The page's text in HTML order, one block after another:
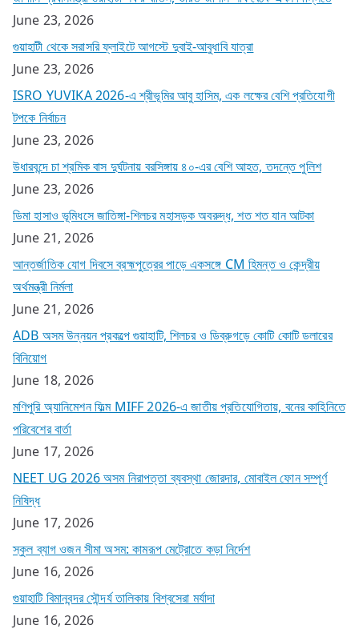
June 23, 2026
গুয়াহাটী থেকে সরাসরি ফ্লাইটে আগস্টে দুবাই-আবুধাবি যাত্রা
June 23, 2026
ISRO YUVIKA 2026-এ শ্রীভূমির আবু হাসিম, এক লক্ষের বেশি প্রতিযোগী
টপকে নির্বাচন
June 23, 2026
উধারবন্দে চা শ্রমিক বাস দুর্ঘটনায় বরসিঙ্গায় ৪০-এর বেশি আহত, তদন্তে পুলিশ
June 23, 2026
ডিমা হাসাও ভূমিধসে জাতিঙ্গা-শিলচর মহাসড়ক অবরুদ্ধ, শত শত যান আটকা
June 21, 2026
আন্তর্জাতিক যোগ দিবসে ব্রহ্মপুত্রের পাড়ে একসঙ্গে CM হিমন্ত ও কেন্দ্রীয়
অর্থমন্ত্রী নির্মলা
June 21, 2026
ADB অসম উন্নয়ন প্রকল্পে গুয়াহাটি, শিলচর ও ডিব্রুগড়ে কোটি কোটি ডলারের
বিনিয়োগ
June 18, 2026
মণিপুরি অ্যানিমেশন ফিল্ম MIFF 2026-এ জাতীয় প্রতিযোগিতায়, বনের কাহিনিতে
পরিবেশের বার্তা
June 17, 2026
NEET UG 2026 অসম নিরাপত্তা ব্যবস্থা জোরদার, মোবাইল ফোন সম্পূর্ণ
নিষিদ্ধ
June 17, 2026
স্কুল ব্যাগ ওজন সীমা অসম: কামরূপ মেট্রোতে কড়া নির্দেশ
June 16, 2026
গুয়াহাটি বিমানবন্দর সৌন্দর্য তালিকায় বিশ্বসেরা মর্যাদা
June 16, 2026